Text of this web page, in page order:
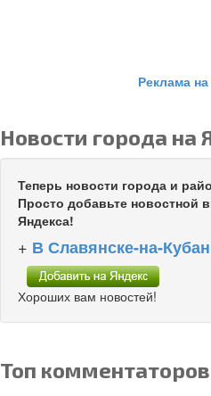
Реклама
Новости города на
Теперь новости города и
Просто добавьте новостной
Яндекса!
+ В Славянске-на-
Хороших вам новостей!
Топ комментаторов